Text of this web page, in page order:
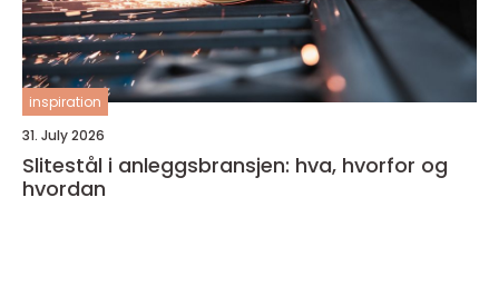
inspiration
31. July 2026
Slitestål i anleggsbransjen: hva, hvorfor og
hvordan